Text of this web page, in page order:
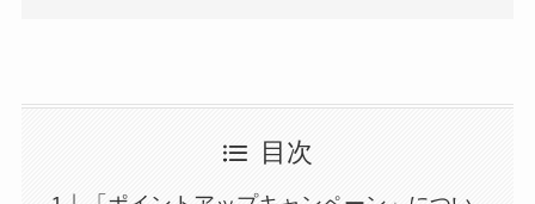
ド ↓招待コード
お急ぎ便、日時指定が無料
目次